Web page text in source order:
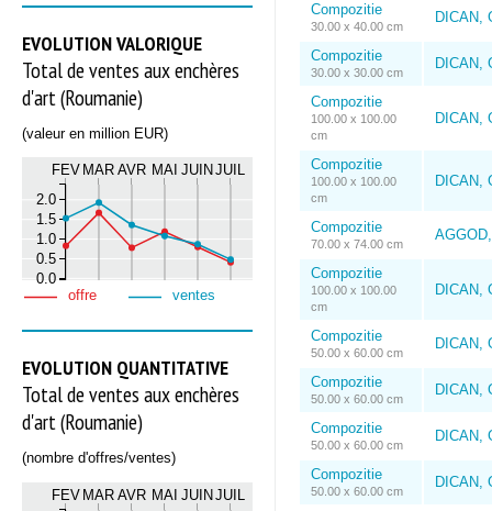
EVOLUTION VALORIQUE
Total de ventes aux enchères
d'art (Roumanie)
(valeur en million EUR)
FEV MAR AVR MAI JUIN JUIL
0.0
0.5
1.0
1.5
2.0
offre ventes
EVOLUTION QUANTITATIVE
Total de ventes aux enchères
d'art (Roumanie)
(nombre d'offres/ventes)
FEV MAR AVR MAI JUIN JUIL
Compozitie
30.00 x 40.00 cm
DICAN,
Compozitie
30.00 x 30.00 cm
DICAN,
Compozitie
100.00 x 100.00
cm
DICAN,
Compozitie
100.00 x 100.00
cm
DICAN,
Compozitie
70.00 x 74.00 cm
Compozitie
100.00 x 100.00
cm
DICAN,
Compozitie
50.00 x 60.00 cm
DICAN,
Compozitie
50.00 x 60.00 cm
DICAN,
Compozitie
50.00 x 60.00 cm
DICAN,
Compozitie
50.00 x 60.00 cm
DICAN,